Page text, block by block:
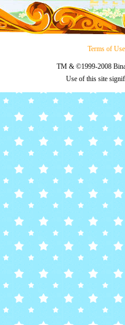
Terms of Use
TM & ©1999-2008
Use of this site